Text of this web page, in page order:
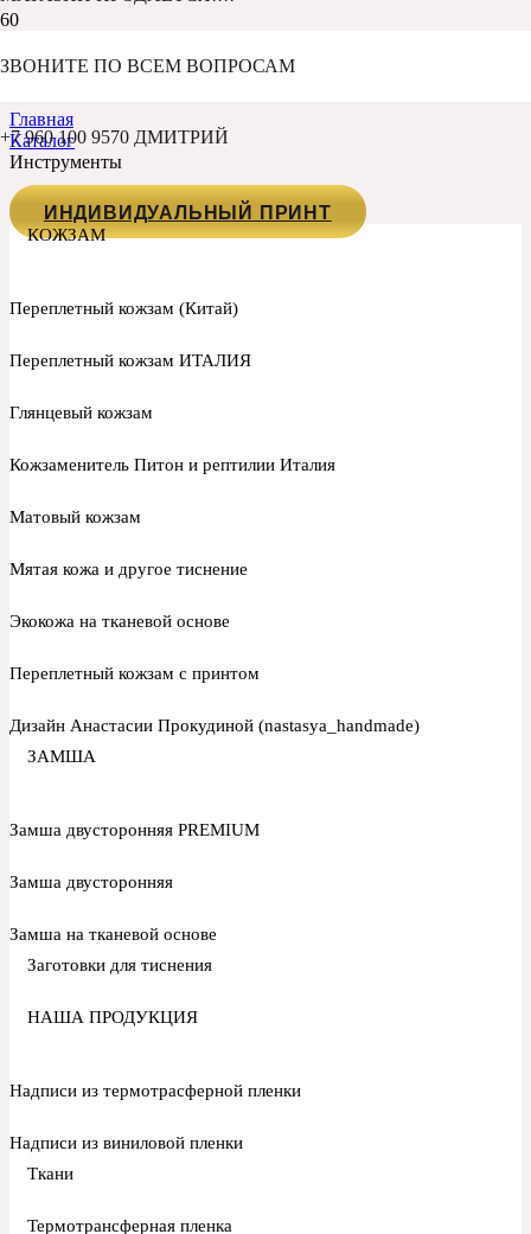
ЗВОНИТЕ ПО ВСЕМ ВОПРОСАМ
+7 960 100 9570 ДМИТРИЙ
ИНСТРУМЕНТЫ
Главная
Каталог
Инструменты
ИНДИВИДУАЛЬНЫЙ ПРИНТ
КОЖЗАМ
Переплетный кожзам (Китай)
Переплетный кожзам ИТАЛИЯ
Глянцевый кожзам
Кожзаменитель Питон и рептилии Италия
Матовый кожзам
Мятая кожа и другое тиснение
Экокожа на тканевой основе
Переплетный кожзам с принтом
Дизайн Анастасии Прокудиной (nastasya_handmade)
ЗАМША
Замша двусторонняя PREMIUM
Замша двусторонняя
Замша на тканевой основе
Заготовки для тиснения
НАША ПРОДУКЦИЯ
Надписи из термотрасферной пленки
Надписи из виниловой пленки
Ткани
Термотрансферная пленка